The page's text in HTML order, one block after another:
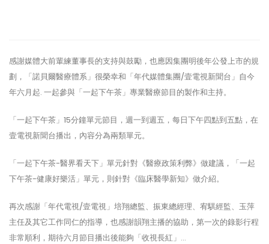
感謝媒體大前輩練董事長的支持與鼓勵，也應因集團明後年公發上市的規
劃，「諾貝爾醫療體系」很榮幸和「年代媒體集團/壹電視新聞台」自今
年六月起. 一起參與「一起下午茶」專業醫療節目的製作和主持。
「一起下午茶」15分鐘單元節目，週一到週五，每日下午四點到五點，在
壹電視新聞台播出，內容分為兩類單元。
「一起下午茶-醫界看天下」單元針對《醫療政策利弊》做建議，「一起
下午茶-健康好樂活」單元，則針對《臨床醫學新知》做介紹。
再次感謝「年代電視/壹電視」培翔總監、振東總經理、宥騏經監、玉萍
主任及其它工作同仁的指導，也感謝韻翔主播的協助，第一次的錄影行程
非常順利，期待六月節目播出後能夠「收視長紅」…